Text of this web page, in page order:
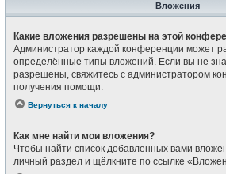
Вложения
Какие вложения разрешены на этой
Администратор каждой конференции может
определённые типы вложений. Если вы не
разрешены, свяжитесь с администратором
получения помощи.
Вернуться к началу
Как мне найти мои вложения?
Чтобы найти список добавленных вами
личный раздел и щёлкните по ссылке